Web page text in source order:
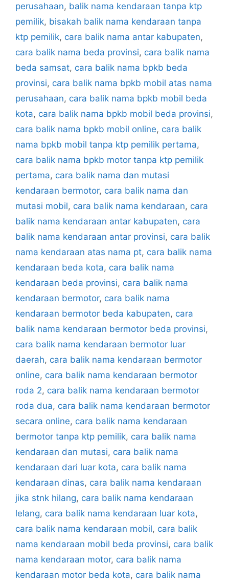
perusahaan, balik nama kendaraan tanpa ktp
pemilik, bisakah balik nama kendaraan tanpa
ktp pemilik, cara balik nama antar kabupaten,
cara balik nama beda provinsi, cara balik nama
beda samsat, cara balik nama bpkb beda
provinsi, cara balik nama bpkb mobil atas nama
perusahaan, cara balik nama bpkb mobil beda
kota, cara balik nama bpkb mobil beda provinsi,
cara balik nama bpkb mobil online, cara balik
nama bpkb mobil tanpa ktp pemilik pertama,
cara balik nama bpkb motor tanpa ktp pemilik
pertama, cara balik nama dan mutasi
kendaraan bermotor, cara balik nama dan
mutasi mobil, cara balik nama kendaraan, cara
balik nama kendaraan antar kabupaten, cara
balik nama kendaraan antar provinsi, cara balik
nama kendaraan atas nama pt, cara balik nama
kendaraan beda kota, cara balik nama
kendaraan beda provinsi, cara balik nama
kendaraan bermotor, cara balik nama
kendaraan bermotor beda kabupaten, cara
balik nama kendaraan bermotor beda provinsi,
cara balik nama kendaraan bermotor luar
daerah, cara balik nama kendaraan bermotor
online, cara balik nama kendaraan bermotor
roda 2, cara balik nama kendaraan bermotor
roda dua, cara balik nama kendaraan bermotor
secara online, cara balik nama kendaraan
bermotor tanpa ktp pemilik, cara balik nama
kendaraan dan mutasi, cara balik nama
kendaraan dari luar kota, cara balik nama
kendaraan dinas, cara balik nama kendaraan
jika stnk hilang, cara balik nama kendaraan
lelang, cara balik nama kendaraan luar kota,
cara balik nama kendaraan mobil, cara balik
nama kendaraan mobil beda provinsi, cara balik
nama kendaraan motor, cara balik nama
kendaraan motor beda kota, cara balik nama